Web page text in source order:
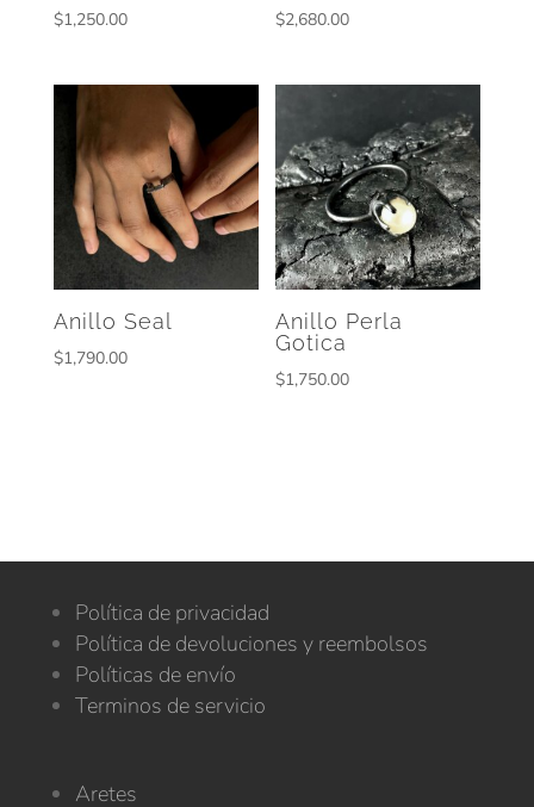
$1,250.00 $2,680.00
Anillo Seal
$1,790.00
Anillo Perla
Gotica
$1,750.00
Política de privacidad
Política de devoluciones y reembolsos
Políticas de envío
Terminos de servicio
Aretes